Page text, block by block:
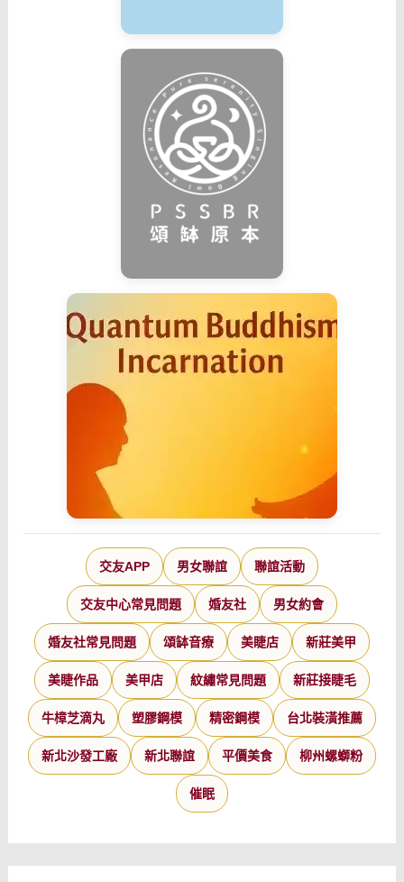
交友APP 男女聯誼 聯誼活動
交友中心常見問題 婚友社 男女約會
婚友社常見問題 頌缽音療 美睫店 新莊美甲
美睫作品 美甲店 紋繡常見問題 新莊接睫毛
牛樟芝滴丸 塑膠鋼模 精密鋼模 台北裝潢推薦
新北沙發工廠 新北聯誼 平價美食 柳州螺螄粉
催眠